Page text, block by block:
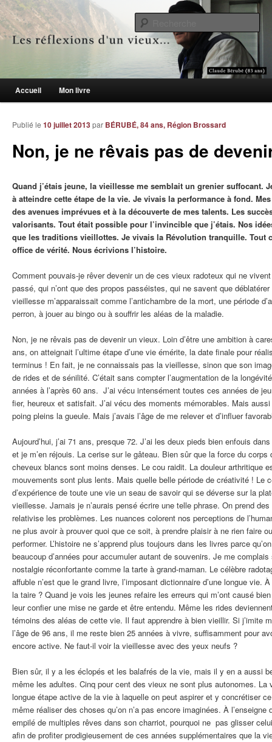
Les réflexions d'un vieux…
Le blogue des aînés de 65 ans et +
Menu principal
Aller au contenu principal
Aller au contenu secondaire
Accueil Mon livre
Non, je ne rêvais pas de
Publié le 10 juillet 2013par BÉRUBÉ, 84 ans, Région Brossard
Quand j’étais jeune, la vieillesse me semblait un grenier suffocant.
à atteindre cette étape de la vie. Je vivais la performance à fond.
des avenues imprévues et à la découverte de mes talents. Les
valorisants. Tout était possible pour l’invincible que j’étais. Nos
que les traditions vieillottes. Je vivais la Révolution tranquille. Tout
office de vérité. Nous écrivions l’histoire.
Comment pouvais-je rêver devenir un de ces vieux radoteux qui ne
passé, qui n’ont que des propos passéistes, qui ne savent que
vieillesse m’apparaissait comme l’antichambre de la mort, une période
perron, à jouer au bingo ou à souffrir les aléas de la maladie.
Non, je ne rêvais pas de devenir un vieux. Loin d’être une ambition à
ans, on atteignait l’ultime étape d’une vie émérite, la date finale pour
terminus ! En fait, je ne connaissais pas la vieillesse, sinon que son
de rides et de sénilité. C’était sans compter l’augmentation de la
années à l’après 60 ans. J’ai vécu intensément toutes ces années de
fier, heureux et satisfait. J’ai vécu des moments mémorables. Mais
poing pleins la gueule. Mais j’avais l’âge de me relever et d’influer
Aujourd’hui, j’ai 71 ans, presque 72. J’ai les deux pieds bien enfouis
et je m’en réjouis. La cerise sur le gâteau. Bien sûr que la force du corps
cheveux blancs sont moins denses. Le cou raidit. La douleur arthritique
mouvements sont plus lents. Mais quelle belle période de créativité ! Le
d’expérience de toute une vie un seau de savoir qui se déverse sur la
vieillesse. Jamais je n’aurais pensé écrire une telle phrase. On prend
relativise les problèmes. Les nuances colorent nos perceptions de
ne plus avoir à prouver quoi que ce soit, à prendre plaisir à ne rien faire
performer. L’histoire ne s’apprend plus toujours dans les livres parce
beaucoup d’années pour accumuler autant de souvenirs. Je me
nostalgie réconfortante comme la tarte à grand-maman. Le célèbre
affuble n’est que le grand livre, l’imposant dictionnaire d’une longue vie.
la taire ? Quand je vois les jeunes refaire les erreurs qui m’ont causé
leur confier une mise ne garde et être entendu. Même les rides
témoins des aléas de cette vie. Il faut apprendre à bien vieillir. Si j’imite
l’âge de 96 ans, il me reste bien 25 années à vivre, suffisamment pour
encore active. Ne faut-il voir la vieillesse avec des yeux neufs ?
Bien sûr, il y a les éclopés et les balafrés de la vie, mais il y en a aussi
même les adultes. Cinq pour cent des vieux ne sont plus autonomes. La
longue étape active de la vie à laquelle on peut aspirer et y concrétiser
même réaliser des choses qu’on n’a pas encore imaginées. À
empilé de multiples rêves dans son charriot, pourquoi ne pas glisser
afin de profiter prodigieusement de ces années supplémentaires que la